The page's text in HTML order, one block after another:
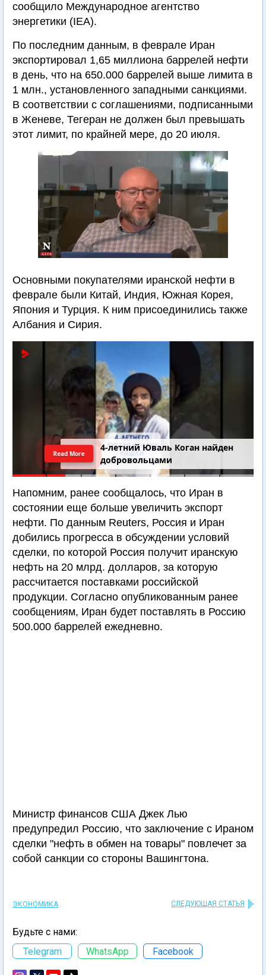
сообщило Международное агентство
энергетики (IЕА).
По последним данным, в феврале Иран
экспортировал 1,65 миллиона баррелей нефти
в день, что на 650.000 баррелей выше лимита в
1 млн., установленного западными санкциями.
В соответствии с соглашениями, подписанными
в Женеве, Тегеран не должен был превышать
этот лимит, по крайней мере, до 20 июля.
Основными покупателями иранской нефти в
феврале были Китай, Индия, Южная Корея,
Япония и Турция. К ним присоединились также
Албания и Сирия.
4-летний Юваль Коган найден
добровольцами
Read More
Напомним, ранее сообщалось, что Иран в
состоянии еще больше увеличить экспорт
нефти. По данным Reuters, Россия и Иран
добились прогресса в обсуждении условий
сделки, по которой Россия получит иранскую
нефть на 20 млрд. долларов, за которую
рассчитается поставками российской
продукции. Согласно опубликованным ранее
сообщениям, Иран будет поставлять в Россию
500.000 баррелей ежедневно.
Министр финансов США Джек Лью
предупредил Россию, что заключение с Ираном
сделки "нефть в обмен на товары" повлечет за
собой санкции со стороны Вашингтона.
ЭКОНОМИКА СЛЕДУЮЩАЯ СТАТЬЯ
Будьте с нами:
Telegram
WhatsApp Facebook